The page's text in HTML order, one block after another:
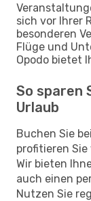
sich vor Ihrer
besonderen
Flüge und
Opodo bietet
So sparen
Urlaub
Buchen Sie
profitieren
Wir bieten
auch einen
Nutzen Sie